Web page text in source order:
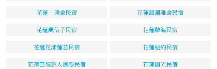
花蓮‧璞舍民宿 花蓮洄瀾雅舍民宿
花蓮風信子民宿 花蓮聽海民宿
花蓮花漾蓮芯民宿 花蓮紐約民宿
花蓮巴黎戀人浪漫民宿 花蓮國光民宿